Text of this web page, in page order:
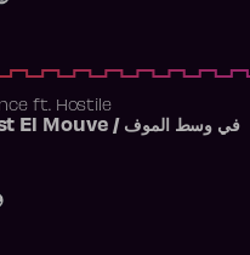
ft. Hostile
Fi West El Mouve / في وسط الموف